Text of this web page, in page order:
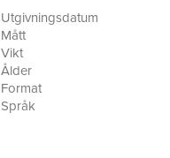
Utgivningsdatum
Mått
Vikt
Ålder
Format
Språk